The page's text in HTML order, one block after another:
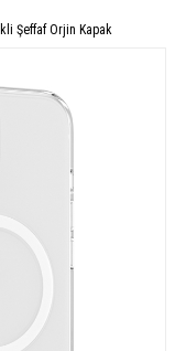
Şeffaf Orjin Kapak